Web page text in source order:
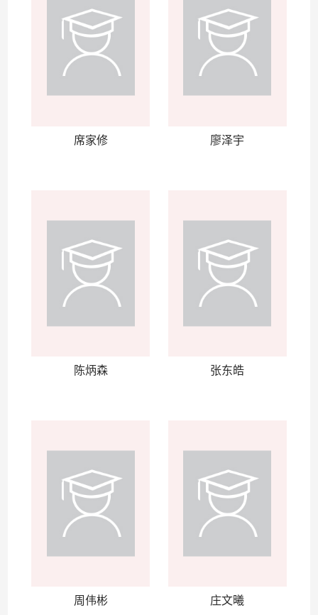
席家修 廖泽宇
陈炳森 张东皓
周伟彬 庄文曦